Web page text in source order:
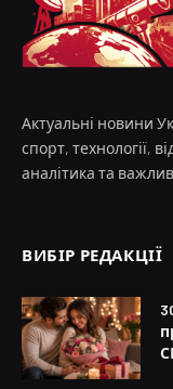
Актуальні новини
спорт, технології,
аналітика та
ВИБІР РЕДАКЦІЇ